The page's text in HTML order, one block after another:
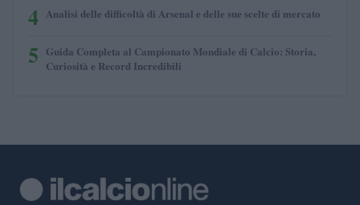
4 Analisi delle difficoltà di Arsenal e delle sue scelte di mercato
5 Guida Completa al Campionato Mondiale di Calcio: Storia,
Curiosità e Record Incredibili